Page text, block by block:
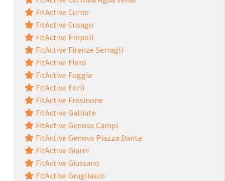
FitActive Curno
FitActive Cusago
FitActive Empoli
FitActive Firenze Serragli
FitActive Flero
FitActive Foggia
FitActive Forlì
FitActive Frosinone
FitActive Galliate
FitActive Genova Campi
FitActive Genova Piazza Dante
FitActive Giarre
FitActive Giussano
FitActive Grugliasco